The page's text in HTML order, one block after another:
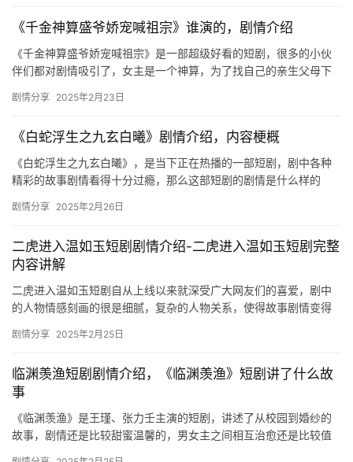
《千金神算盛爷娇宠喊祖宗》谁演的，剧情介绍
《千金神算盛爷娇宠喊祖宗》是一部超级好看的短剧，很多的小伙
伴们都对剧情吸引了，女主是一个神算，为了找自己的亲生父母下
吧！ 《…
剧情分享 2025年2月23日
《白蛇浮生之九玄白曦》剧情介绍，内容梗概
《白蛇浮生之九玄白曦》，是当下正在热播的一部短剧，剧中各种
精彩的故事剧情看得十分过瘾，那么这部短剧的剧情是什么样的
州国太…
剧情分享 2025年2月26日
‌二虎进入温如玉‌短剧剧情介绍-‌二虎进入温如玉‌短剧完整
内容讲解
‌二虎进入温如玉‌短剧自从上线以来就深受广大网友们的喜爱，剧中
的人物情感刻画的很是细腻，复杂的人物关系，使得故事剧情变得
剧情分享 2025年2月25日
临渊羡渔短剧剧情介绍，《临渊羡渔》短剧讲了什么故
事
《临渊羡渔》是王瑾、张力壬主演的短剧，讲述了从校园到婚纱的
故事，剧情还是比较甜蜜温馨的，男女主之间相互治愈还是比较值